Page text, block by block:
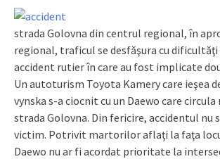
strada Golovna din centrul regional, în
regional, traficul se desfăşura cu dificultăţi
accident rutier în care au fost implicate
Un autoturism Toyota Kamery care ieşea
vynska s-a ciocnit cu un Daewo care
strada Golovna. Din fericire, accidentul nu
victim. Potrivit martorilor aflaţi la faţa
Daewo nu ar fi acordat prioritate la